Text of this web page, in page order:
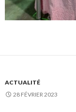
ACTUALITÉ
28 FÉVRIER 2023